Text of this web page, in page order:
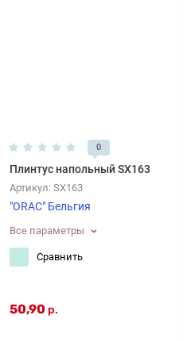
0
Плинтус напольный SX163
Артикул: SX163
"ORAC" Бельгия
Все параметры
Сравнить
50,90 р.